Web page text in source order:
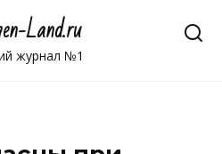
Land.ru
журнал №1